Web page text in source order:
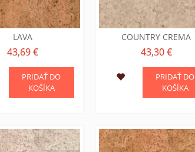
LAVA
43,69 €
PRIDAŤ DO
KOŠÍKA
COUNTRY CREMA
43,30 €
PRIDAŤ DO
KOŠÍKA